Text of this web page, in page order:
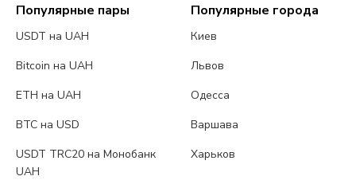
Популярные пары
USDT на UAH
Bitcoin на UAH
ETH на UAH
BTC на USD
USDT TRC20 на Монобанк
UAH
Популярные города
Киев
Львов
Одесса
Варшава
Харьков